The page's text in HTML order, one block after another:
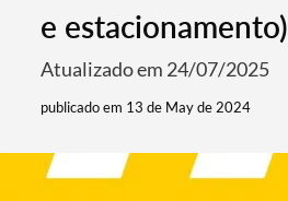
e estacionamento)
Atualizado em 24/07/2025
publicado em 13 de May de 2024